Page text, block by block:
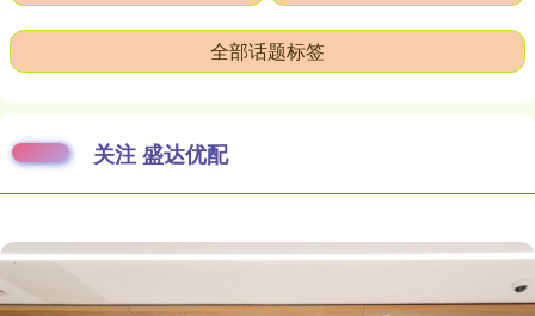
全部话题标签
关注 盛达优配